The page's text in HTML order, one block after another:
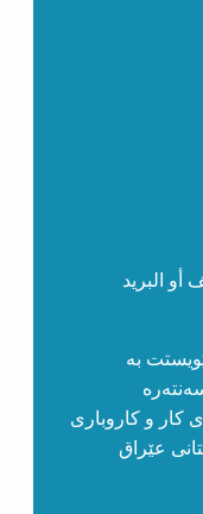
أو البريد
بە
کار و کاروباری
عێراق